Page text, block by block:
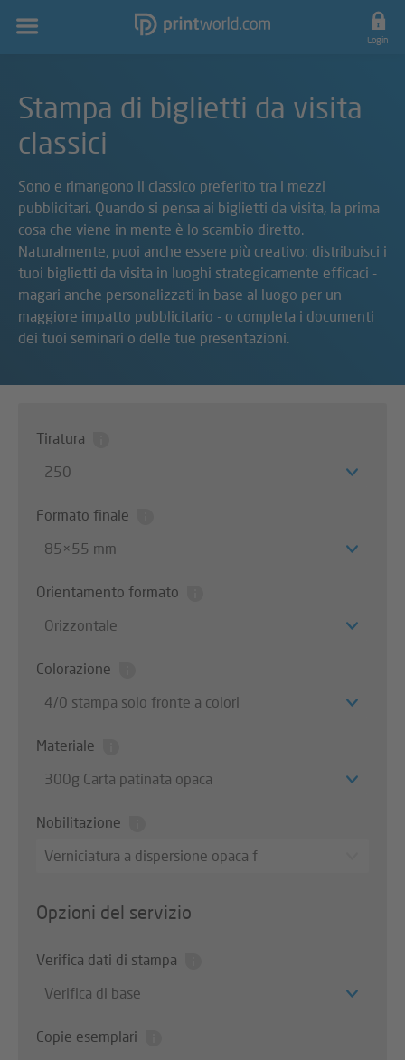
Navigazione
principale Login
Stampa di biglietti da visita
classici
Sono e rimangono il classico preferito tra i mezzi
pubblicitari. Quando si pensa ai biglietti da visita, la prima
cosa che viene in mente è lo scambio diretto.
Naturalmente, puoi anche essere più creativo: distribuisci i
tuoi biglietti da visita in luoghi strategicamente efficaci -
magari anche personalizzati in base al luogo per un
maggiore impatto pubblicitario - o completa i documenti
dei tuoi seminari o delle tue presentazioni.
Tiratura
250
Formato finale
85×55 mm
Orientamento formato
Orizzontale
Colorazione
4/0 stampa solo fronte a colori
Materiale
300g Carta patinata opaca
Nobilitazione
Verniciatura a dispersione opaca f
Opzioni del servizio
Verifica dati di stampa
Verifica di base
Copie esemplari